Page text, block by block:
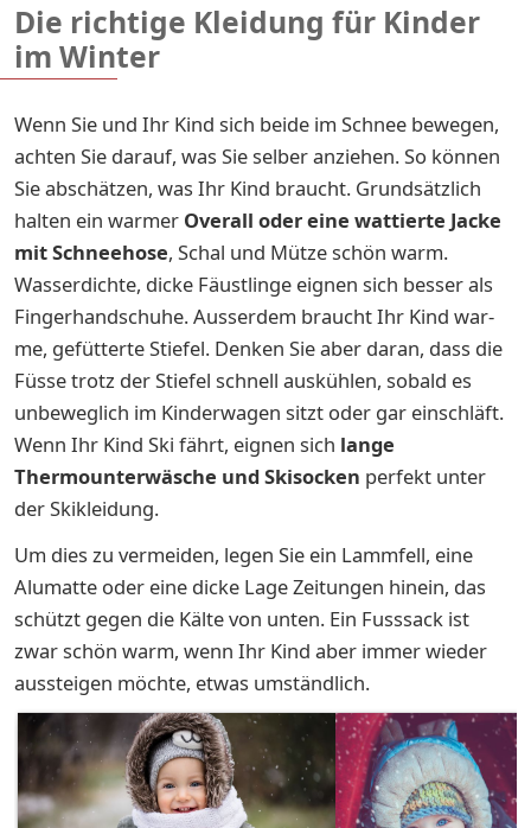
Die richtige Kleidung für Kinder
im Winter
Wenn Sie und Ihr Kind sich beide im Schnee bewegen,
achten Sie darauf, was Sie selber anziehen. So können
Sie abschätzen, was Ihr Kind braucht. Grundsätzlich
halten ein warmer Overall oder eine wattierte Jacke
mit Schneehose, Schal und Mütze schön warm.
Wasserdichte, dicke Fäustlinge eignen sich besser als
Fingerhandschuhe. Ausserdem braucht Ihr Kind war­
me, ge­füt­ter­te Stie­fel. Denken Sie aber daran, dass die
Füsse trotz der Stiefel schnell auskühlen, sobald es
unbeweglich im Kinderwagen sitzt oder gar einschläft.
Wenn Ihr Kind Ski fährt, eignen sich lange
Thermounterwäsche und Skisocken perfekt unter
der Skikleidung.
Um dies zu vermeiden, legen Sie ein Lammfell, eine
Alumatte oder eine dicke Lage Zeitungen hinein, das
schützt gegen die Kälte von unten. Ein Fusssack ist
zwar schön warm, wenn Ihr Kind aber immer wieder
aussteigen möchte, etwas umständlich.